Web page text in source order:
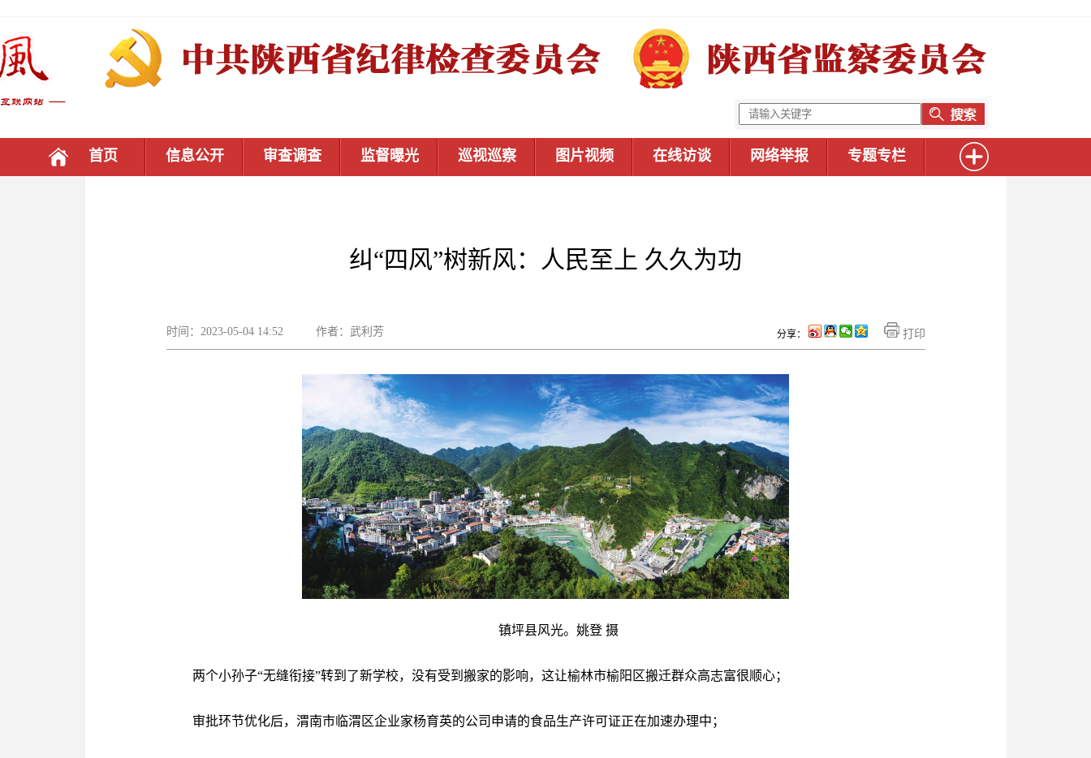
首页 信息公开 审查调查 监督曝光 巡视巡察 图片视频 在线访谈 网络举报 专题专栏
纠“四风”树新风：人民至上 久久为功
时间：2023-05-04 14:52 作者：武利芳 打印
分享：
镇坪县风光。姚登 摄
两个小孙子“无缝衔接”转到了新学校，没有受到搬家的影响，这让榆林市榆阳区搬迁群众高志富很顺心；
审批环节优化后，渭南市临渭区企业家杨育英的公司申请的食品生产许可证正在加速办理中；